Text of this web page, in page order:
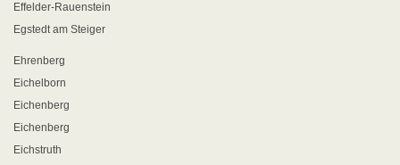
Effelder-Rauenstein
Egstedt am Steiger
Ehrenberg
Eichelborn
Eichenberg
Eichenberg
Eichstruth